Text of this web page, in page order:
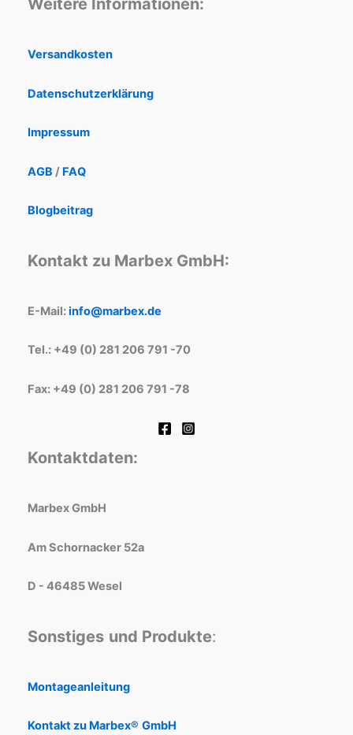
Weitere Informationen:
Versandkosten
Datenschutzerklärung
Impressum
AGB / FAQ
Blogbeitrag
Kontakt zu Marbex GmbH:
E-Mail:info@marbex.de
Tel.: +49 (0) 281 206 791 -70
Fax: +49 (0) 281 206 791 -78
Kontaktdaten:
Marbex GmbH
Am Schornacker 52a
D - 46485 Wesel
Sonstiges und Produkte:
Montageanleitung
Kontakt zu Marbex® GmbH